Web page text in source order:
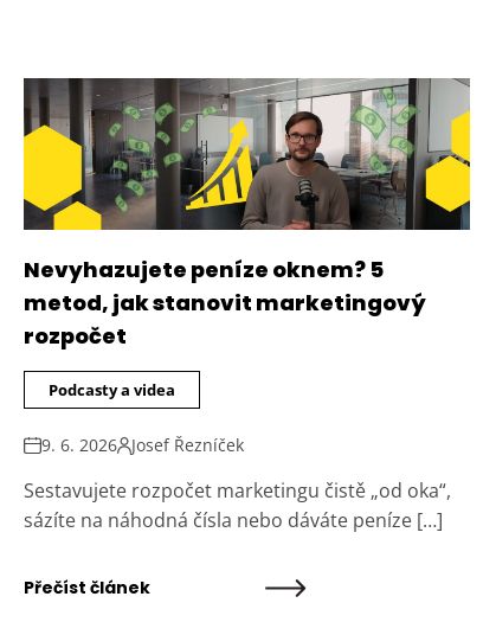
Nevyhazujete peníze oknem? 5
metod, jak stanovit marketingový
rozpočet
Podcasty a videa
9. 6. 2026 Josef Řezníček
Sestavujete rozpočet marketingu čistě „od oka“,
sázíte na náhodná čísla nebo dáváte peníze […]
Přečíst článek